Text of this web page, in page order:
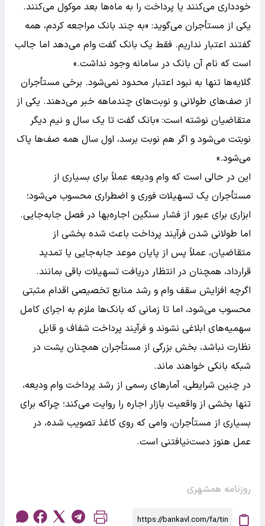
خودداری می‌کنند یا پرداخت را به ماه‌ها بعد موکول می‌کنند.
یکی از مستأجران می‌گوید: «به چند بانک مراجعه کردم، همه
گفتند اعتبار نداریم. فقط یک بانک گفت وام می‌دهد اما جالب
است که نام آن بانک در سامانه وجود نداشت.»
گلایه‌ها تنها به نبود اعتبار محدود نمی‌شود. برخی مستأجران
از صف‌های طولانی و نوبت‌های چندماهه خبر می‌دهند. یکی از
متقاضیان نوشته است: «بانک گفت تا یک سال و نیم دیگر
نوبتت می‌شود و اگر هم نوبت برسد، اول سال همه صف‌ها پاک
می‌شود.»
این در حالی است که وام ودیعه عملاً برای بسیاری از
مستأجران یک تسهیلات فوری و اضطراری محسوب می‌شود؛
ابزاری برای عبور از فشار سنگین اجاره‌بها در فصل جابه‌جایی.
اما طولانی شدن فرآیند پرداخت باعث شده بخشی از
متقاضیان، عملاً پس از پایان موعد جابه‌جایی یا تمدید
قرارداد، همچنان در انتظار دریافت تسهیلات باقی بمانند.
اگرچه افزایش سقف وام و رشد منابع تخصیصی اقدام مثبتی
محسوب می‌شود، اما تا زمانی که بانک‌ها ملزم به اجرای کامل
سهمیه‌های ابلاغی نشوند و فرآیند پرداخت شفاف و قابل
نظارت نباشد، بخش بزرگی از مستأجران همچنان پشت در
شبکه بانکی خواهند ماند.
در چنین شرایطی، آمارهای رسمی از رشد پرداخت وام ودیعه،
تنها بخشی از واقعیت بازار اجاره را روایت می‌کند؛ چراکه برای
بسیاری از مستأجران، وامی که روی کاغذ تصویب شده، در
عمل هنوز دست‌نیافتنی است.
روزنامه همشهری